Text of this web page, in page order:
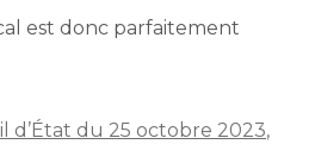
est donc parfaitement
d’État du 25 octobre 2023,